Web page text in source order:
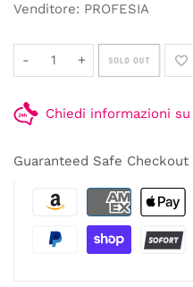
Venditore: PROFESIA
- + SOLD OUT
Chiedi informazioni
Guaranteed Safe Checkout